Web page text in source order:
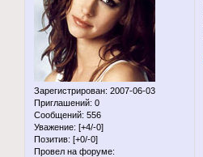
Зарегистрирован: 2007-06-03
Приглашений: 0
Сообщений: 556
Уважение: [+4/-0]
Позитив: [+0/-0]
Провел на форуме: